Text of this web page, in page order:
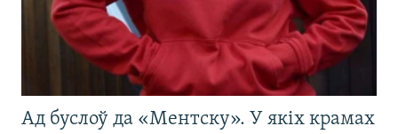
Ад буслоў да «Ментску». У якіх крамах